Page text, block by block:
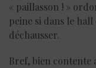
« paillasson ! »
peine si dans le
déchausser.
Bref, bien contente